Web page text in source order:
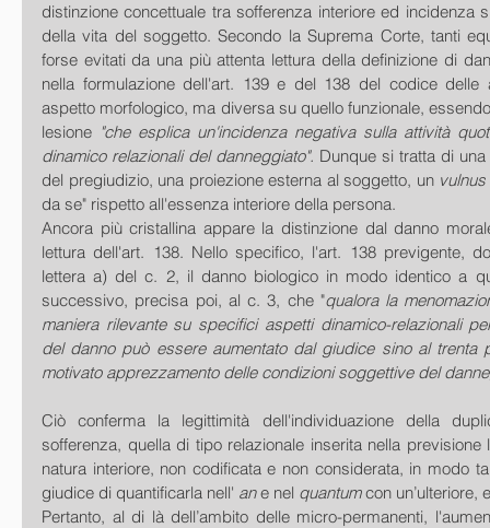
distinzione concettuale tra sofferenza interiore ed incidenza
della vita del soggetto. Secondo la Suprema Corte, tanti
forse evitati da una più attenta lettura della definizione di
nella formulazione dell'art. 139 e del 138 del codice delle
aspetto morfologico, ma diversa su quello funzionale,
lesione "che esplica un'incidenza negativa sulla attività
dinamico relazionali del danneggiato". Dunque si tratta di
del pregiudizio, una proiezione esterna al soggetto, un vulnus
da se" rispetto all'essenza interiore della persona.
Ancora più cristallina appare la distinzione dal danno
lettura dell'art. 138. Nello specifico, l'art. 138 previgente,
lettera a) del c. 2, il danno biologico in modo identico a
successivo, precisa poi, al c. 3, che "qualora la
maniera rilevante su specifici aspetti dinamico-relazionali
del danno può essere aumentato dal giudice sino al trenta
motivato apprezzamento delle condizioni soggettive del
Ciò conferma la legittimità dell'individuazione della
sofferenza, quella di tipo relazionale inserita nella
natura interiore, non codificata e non considerata, in modo
giudice di quantificarla nell' an e nel quantum con un’ulteriore,
Pertanto, al di là dell’ambito delle micro-permanenti,